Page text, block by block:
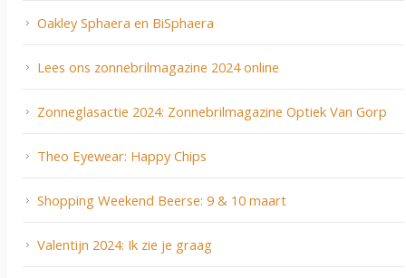
Oakley Sphaera en BiSphaera
Lees ons zonnebrilmagazine 2024 online
Zonneglasactie 2024: Zonnebrilmagazine Optiek Van Gorp
Theo Eyewear: Happy Chips
Shopping Weekend Beerse: 9 & 10 maart
Valentijn 2024: Ik zie je graag